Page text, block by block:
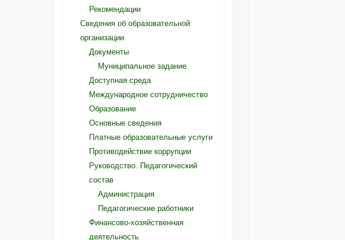
Рекомендации
Сведения об образовательной
организации
Документы
Муниципальное задание
Доступная среда
Международное сотрудничество
Образование
Основные сведения
Платные образовательные услуги
Противодействие коррупции
Руководство. Педагогический
состав
Администрация
Педагогические работники
Финансово-хозяйственная
деятельность